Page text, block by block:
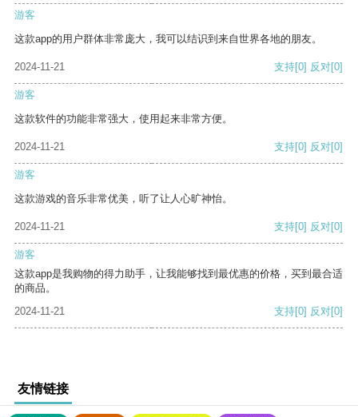
游客
这款app的用户群体非常庞大，我可以结识到来自世界各地的朋友。
2024-11-21 支持[0] 反对[0]
游客
这款软件的功能非常强大，使用起来非常方便。
2024-11-21 支持[0] 反对[0]
游客
这款游戏的音乐非常优美，听了让人心旷神怡。
2024-11-21 支持[0] 反对[0]
游客
这款app是我购物的得力助手，让我能够找到最优惠的价格，买到最合适
的商品。
2024-11-21
支持[0] 反对[0]
友情链接